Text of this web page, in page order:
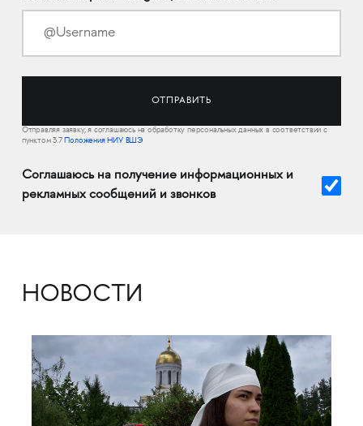
Отправляя заявку, я соглашаюсь на обработку персональных данных в соответствии с
пунктом 3.7Положения НИУ ВШЭ
Соглашаюсь на получение информационных и
рекламных сообщений и звонков
НОВОСТИ